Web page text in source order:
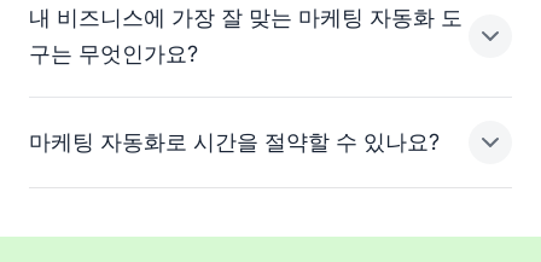
니다(예: CRM).
이메일 자동화는 특히 마케팅 담당자가 이메일 및 이메일
내 비즈니스에 가장 잘 맞는 마케팅 자동화 도
구는 무엇인가요?
마케팅 자동화로 시간을 절약할 수 있나요?